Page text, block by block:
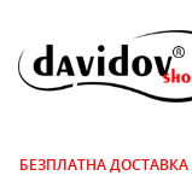
БЕЗПЛАТНА ДОСТАВКА